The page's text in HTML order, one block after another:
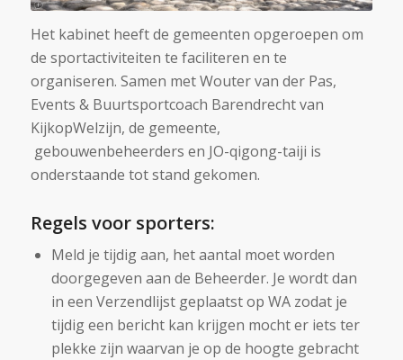
Het kabinet heeft de gemeenten opgeroepen om
de sportactiviteiten te faciliteren en te
organiseren. Samen met Wouter van der Pas,
Events & Buurtsportcoach Barendrecht van
KijkopWelzijn, de gemeente,
gebouwenbeheerders en JO-qigong-taiji is
onderstaande tot stand gekomen.
Regels voor sporters:
Meld je tijdig aan, het aantal moet worden
doorgegeven aan de Beheerder. Je wordt dan
in een Verzendlijst geplaatst op WA zodat je
tijdig een bericht kan krijgen mocht er iets ter
plekke zijn waarvan je op de hoogte gebracht